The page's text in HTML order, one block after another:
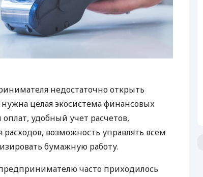
недостаточно открыть
целая экосистема финансовых
удобный учет расчетов,
возможность управлять всем
бумажную работу.
часто приходилось